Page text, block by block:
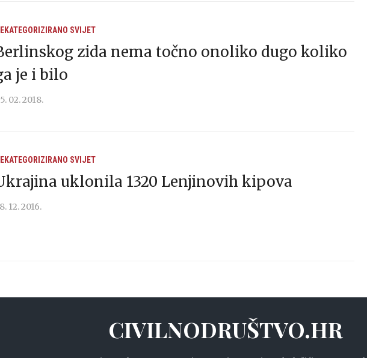
SVIJET
zida nema točno onoliko dugo koliko
je i bilo
02. 2018.
SVIJET
uklonila 1320 Lenjinovih kipova
12. 2016.
CIVILNODRUŠTVO.HR